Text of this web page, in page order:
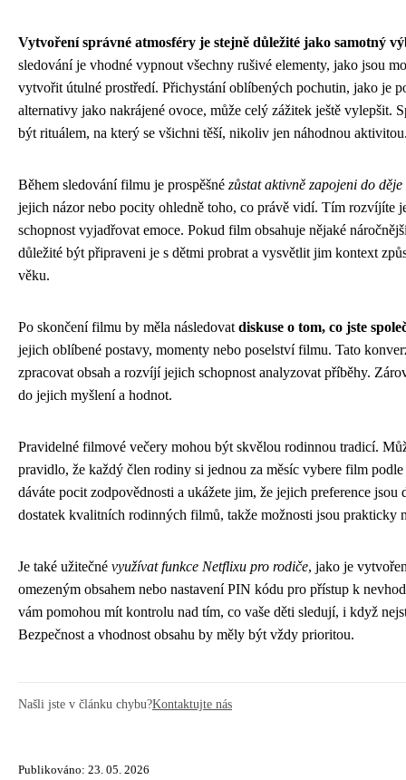
Vytvoření správné atmosféry je stejně důležité jako samotný
sledování je vhodné vypnout všechny rušivé elementy, jako jsou
vytvořit útulné prostředí. Přichystání oblíbených pochutin, jako je
alternativy jako nakrájené ovoce, může celý zážitek ještě vylepšit.
být rituálem, na který se všichni těší, nikoliv jen náhodnou
Během sledování filmu je prospěšné zůstat aktivně zapojeni do děje
jejich názor nebo pocity ohledně toho, co právě vidí. Tím rozvíjíte
schopnost vyjadřovat emoce. Pokud film obsahuje nějaké
důležité být připraveni je s dětmi probrat a vysvětlit jim kontext
věku.
Po skončení filmu by měla následovat diskuse o tom, co jste
jejich oblíbené postavy, momenty nebo poselství filmu. Tato
zpracovat obsah a rozvíjí jejich schopnost analyzovat příběhy.
do jejich myšlení a hodnot.
Pravidelné filmové večery mohou být skvělou rodinnou tradicí.
pravidlo, že každý člen rodiny si jednou za měsíc vybere film
dáváte pocit zodpovědnosti a ukážete jim, že jejich preference
dostatek kvalitních rodinných filmů, takže možnosti jsou prakticky
Je také užitečné využívat funkce Netflixu pro rodiče, jako je
omezeným obsahem nebo nastavení PIN kódu pro přístup k
vám pomohou mít kontrolu nad tím, co vaše děti sledují, i když
Bezpečnost a vhodnost obsahu by měly být vždy prioritou.
Našli jste v článku chybu?Kontaktujte nás
Publikováno: 23. 05. 2026